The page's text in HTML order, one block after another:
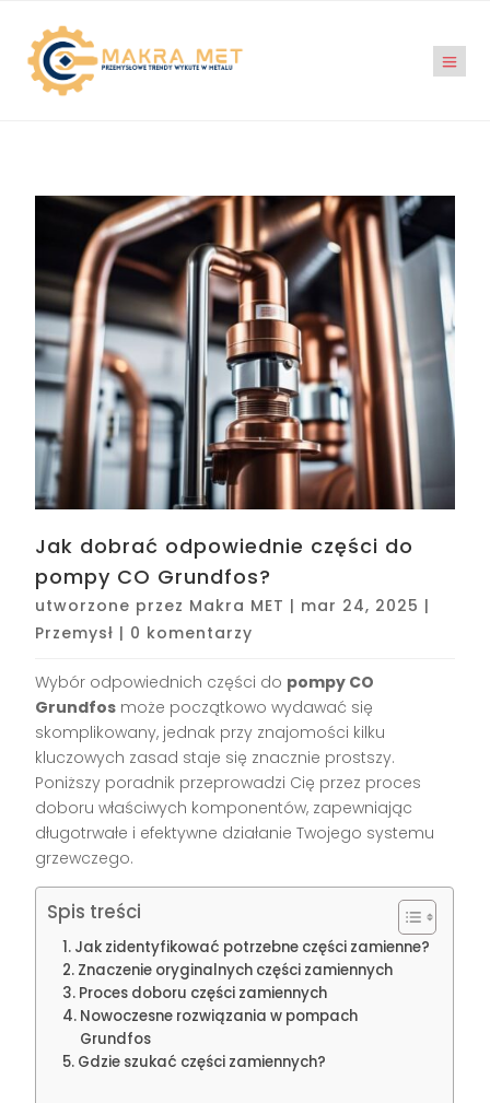
Jak dobrać odpowiednie części do
pompy CO Grundfos?
utworzone przez Makra MET | mar 24, 2025 |
Przemysł | 0 komentarzy
Wybór odpowiednich części do pompy CO
Grundfos może początkowo wydawać się
skomplikowany, jednak przy znajomości kilku
kluczowych zasad staje się znacznie prostszy.
Poniższy poradnik przeprowadzi Cię przez proces
doboru właściwych komponentów, zapewniając
długotrwałe i efektywne działanie Twojego systemu
grzewczego.
Spis treści
Jak zidentyfikować potrzebne części zamienne?
Znaczenie oryginalnych części zamiennych
Proces doboru części zamiennych
Nowoczesne rozwiązania w pompach
Grundfos
Gdzie szukać części zamiennych?